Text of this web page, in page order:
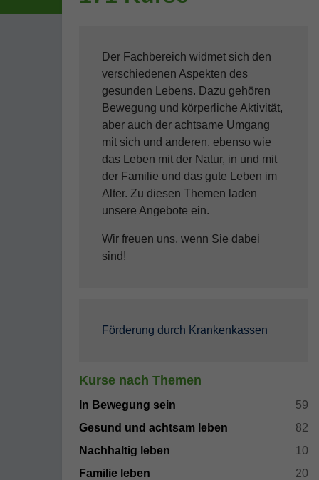
Der Fachbereich widmet sich den
verschiedenen Aspekten des
gesunden Lebens. Dazu gehören
Bewegung und körperliche Aktivität,
aber auch der achtsame Umgang
mit sich und anderen, ebenso wie
das Leben mit der Natur, in und mit
der Familie und das gute Leben im
Alter. Zu diesen Themen laden
unsere Angebote ein.
Wir freuen uns, wenn Sie dabei
sind!
Förderung durch Krankenkassen
Kurse nach Themen
In Bewegung sein
59
Gesund und achtsam leben
82
Nachhaltig leben
10
Familie leben
20